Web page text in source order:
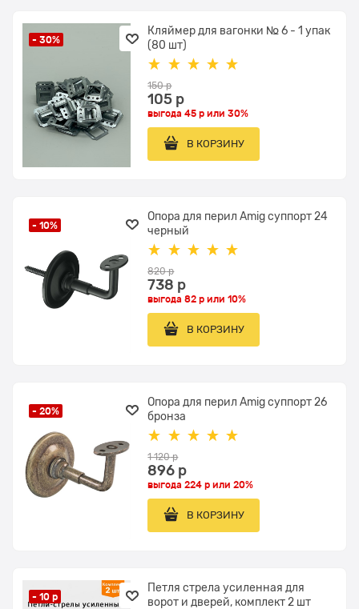
- 30%
Кляймер для вагонки № 6 - 1 упак
(80 шт)
150 р
105 р
выгода45 р или30%
В КОРЗИНУ
- 10%
Опора для перил Amig суппорт 24
черный
820 р
738 р
выгода82 р или10%
В КОРЗИНУ
- 20%
Опора для перил Amig суппорт 26
бронза
1 120 р
896 р
выгода224 р или20%
В КОРЗИНУ
- 10 р
Петля стрела усиленная для
ворот и дверей, комплект 2 шт